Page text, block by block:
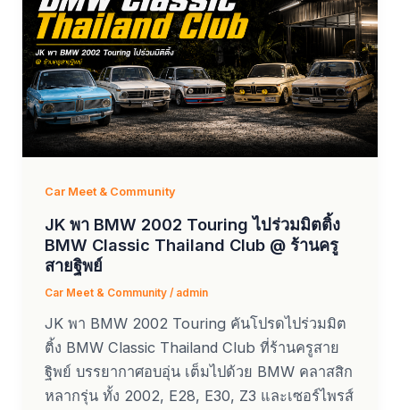
Car Meet & Community
JK พา BMW 2002 Touring ไปร่วมมิตติ้ง
BMW Classic Thailand Club @ ร้านครู
สายฐิพย์
Car Meet & Community/ admin
JK พา BMW 2002 Touring คันโปรดไปร่วมมิต
ติ้ง BMW Classic Thailand Club ที่ร้านครูสาย
ฐิพย์ บรรยากาศอบอุ่น เต็มไปด้วย BMW คลาสสิก
หลากรุ่น ทั้ง 2002, E28, E30, Z3 และเซอร์ไพรส์